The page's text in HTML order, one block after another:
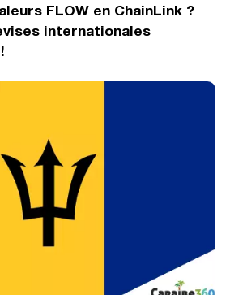
FLOW en ChainLink ?
internationales